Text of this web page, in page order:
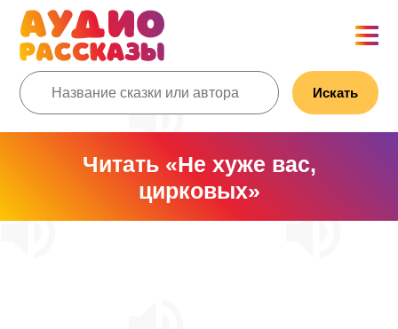
Искать
Читать «Не хуже вас,
цирковых»